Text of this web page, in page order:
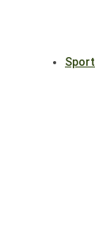
Sport